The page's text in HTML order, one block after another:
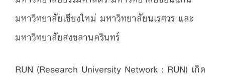
มหาวิทยาลัยเชียงใหม่ มหาวิทยาลัยนเรศวร และ
มหาวิทยาลัยสงขลานครินทร์
RUN (Research University Network : RUN) เกิด